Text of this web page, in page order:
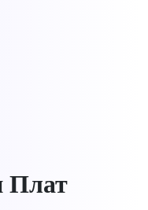
Плат